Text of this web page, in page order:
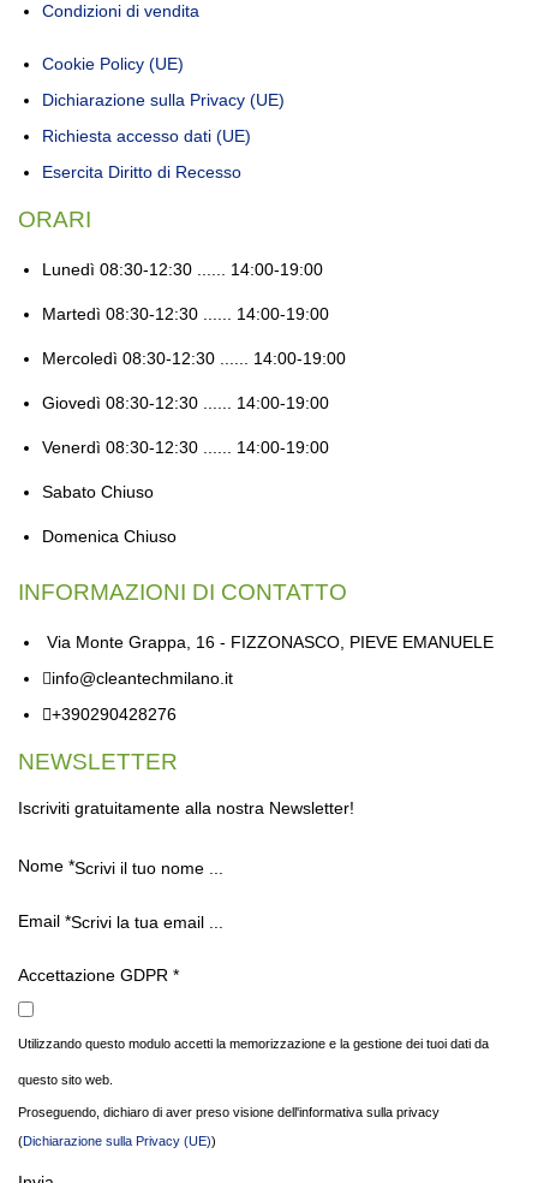
Condizioni di vendita
Cookie Policy (UE)
Dichiarazione sulla Privacy (UE)
Richiesta accesso dati (UE)
Esercita Diritto di Recesso
ORARI
Lunedì 08:30-12:30 ...... 14:00-19:00
Martedì 08:30-12:30 ...... 14:00-19:00
Mercoledì 08:30-12:30 ...... 14:00-19:00
Giovedì 08:30-12:30 ...... 14:00-19:00
Venerdì 08:30-12:30 ...... 14:00-19:00
Sabato Chiuso
Domenica Chiuso
INFORMAZIONI DI CONTATTO
Via Monte Grappa, 16 - FIZZONASCO, PIEVE EMANUELE
info@cleantechmilano.it
+390290428276
NEWSLETTER
Iscriviti gratuitamente alla nostra Newsletter!
Nome *
Email *
Accettazione GDPR *
Utilizzando questo modulo accetti la memorizzazione e la gestione dei tuoi dati da
questo sito web.
Proseguendo, dichiaro di aver preso visione dell'informativa sulla privacy
(Dichiarazione sulla Privacy (UE))